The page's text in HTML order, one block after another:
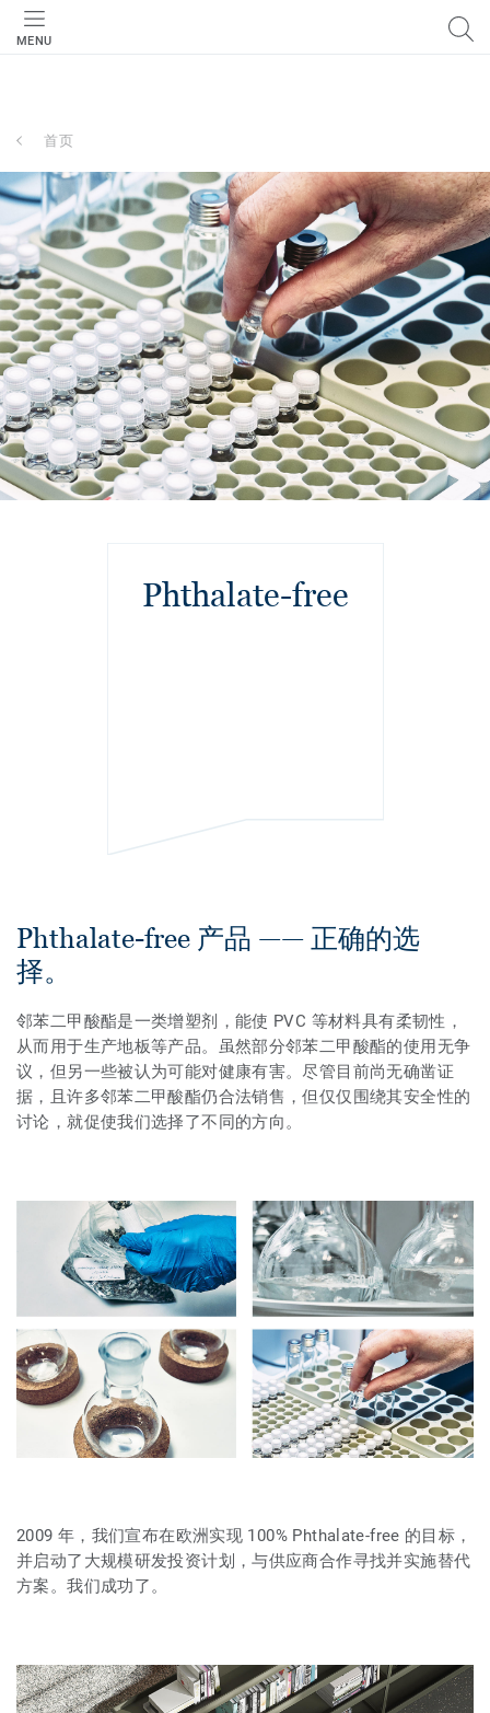
MENU
首页
Phthalate-free
Phthalate-free 产品 —— 正确的选
择。
邻苯二甲酸酯是一类增塑剂，能使 PVC 等材料具有柔韧性，
从而用于生产地板等产品。虽然部分邻苯二甲酸酯的使用无争
议，但另一些被认为可能对健康有害。尽管目前尚无确凿证
据，且许多邻苯二甲酸酯仍合法销售，但仅仅围绕其安全性的
讨论，就促使我们选择了不同的方向。
2009 年，我们宣布在欧洲实现 100% Phthalate-free 的目标，
并启动了大规模研发投资计划，与供应商合作寻找并实施替代
方案。我们成功了。